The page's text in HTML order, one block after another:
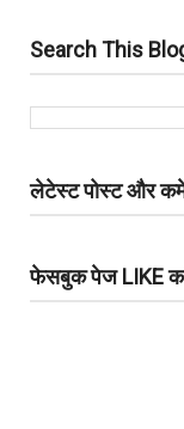
Search This
लेटेस्ट पोस्ट और
फेसबुक पेज LIKE